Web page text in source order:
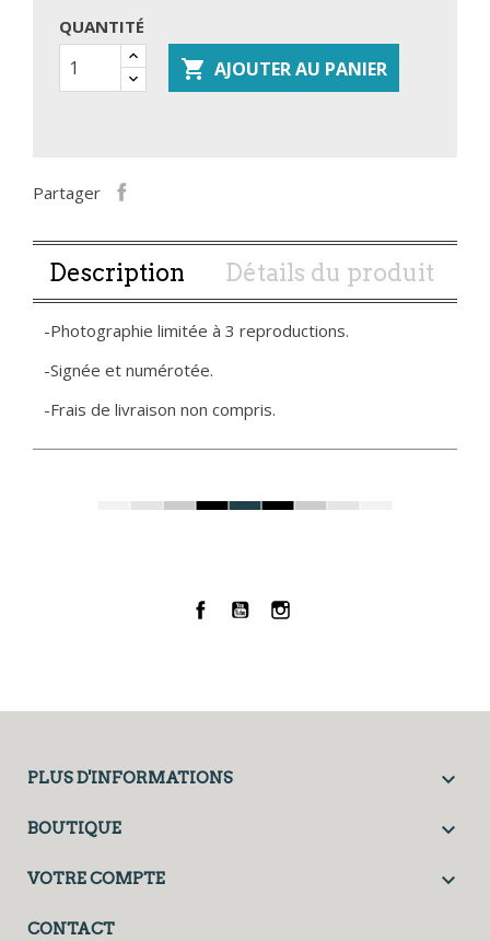
QUANTITÉ
 AJOUTER AU PANIER
Partager
Description Détails du produit
-Photographie limitée à 3 reproductions.
-Signée et numérotée.
-Frais de livraison non compris.
Facebook
YouTubeInstagram
PLUS D'INFORMATIONS 
BOUTIQUE 
VOTRE COMPTE 
CONTACT